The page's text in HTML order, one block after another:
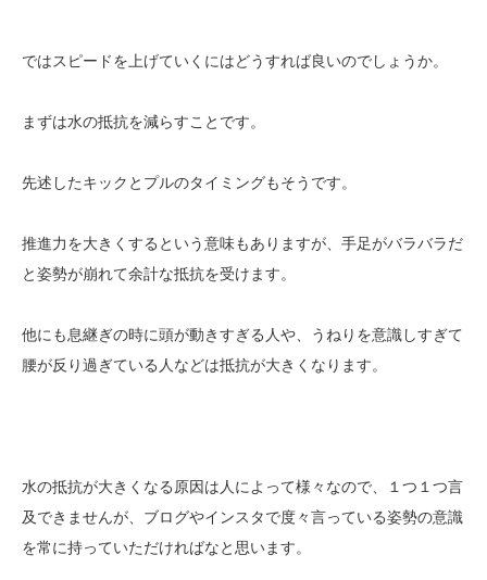
ではスピードを上げていくにはどうすれば良いのでしょうか。
まずは水の抵抗を減らすことです。
先述したキックとプルのタイミングもそうです。
推進力を大きくするという意味もありますが、手足がバラバラだ
と姿勢が崩れて余計な抵抗を受けます。
他にも息継ぎの時に頭が動きすぎる人や、うねりを意識しすぎて
腰が反り過ぎている人などは抵抗が大きくなります。
水の抵抗が大きくなる原因は人によって様々なので、１つ１つ言
及できませんが、ブログやインスタで度々言っている姿勢の意識
を常に持っていただければなと思います。